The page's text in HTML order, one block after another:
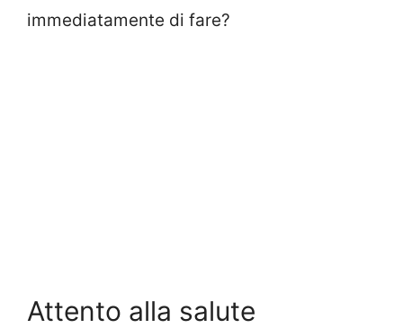
immediatamente di fare?
Attento alla salute